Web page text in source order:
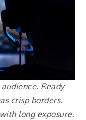
Ready
crisp borders.
long exposure.